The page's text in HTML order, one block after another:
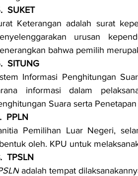
SUKET
Keterangan adalah surat
urusan
bahwa pemilih
SITUNG
Informasi Penghitungan
informasi dalam
Suara serta
PPLN
Pemilihan Luar Negeri,
oleh. KPU untuk
TPSLN
adalah tempat